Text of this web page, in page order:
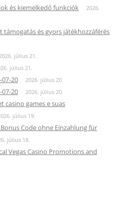
és kiemelkedő funkciók
2026.
támogatás és gyors játékhozzáférés
július 21.
július 21.
20 2026. július 20.
20 2026. július 20.
casino games e suas
július 19.
Code ohne Einzahlung für
július 18.
Vegas Casino Promotions and